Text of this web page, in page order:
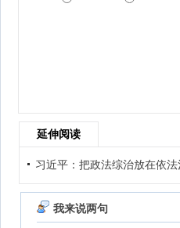
延伸阅读
习近平：把政法综治放在依法